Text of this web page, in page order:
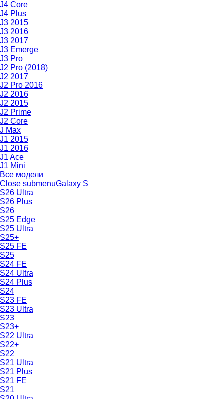
J4 Core
J4 Plus
J3 2015
J3 2016
J3 2017
J3 Emerge
J3 Pro
J2 Pro (2018)
J2 2017
J2 Pro 2016
J2 2016
J2 2015
J2 Prime
J2 Core
J Max
J1 2015
J1 2016
J1 Ace
J1 Mini
Все модели
Close submenuGalaxy S
S26 Ultra
S26 Plus
S26
S25 Edge
S25 Ultra
S25+
S25 FE
S25
S24 FE
S24 Ultra
S24 Plus
S24
S23 FE
S23 Ultra
S23
S23+
S22 Ultra
S22+
S22
S21 Ultra
S21 Plus
S21 FE
S21